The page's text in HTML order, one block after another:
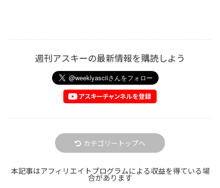
週刊アスキーの最新情報を購読しよう
カテゴリートップへ
本記事はアフィリエイトプログラムによる収益を得ている場
合があります